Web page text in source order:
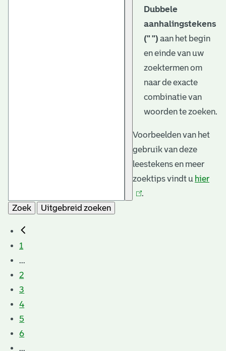
Dubbele
aanhalingstekens
(" ") aan het begin
en einde van uw
zoektermen om
naar de exacte
combinatie van
woorden te zoeken.
Voorbeelden van het
gebruik van deze
leestekens en meer
zoektips vindt u hier
.
Zoek
Uitgebreid zoeken
1
...
2
3
4
5
6
...